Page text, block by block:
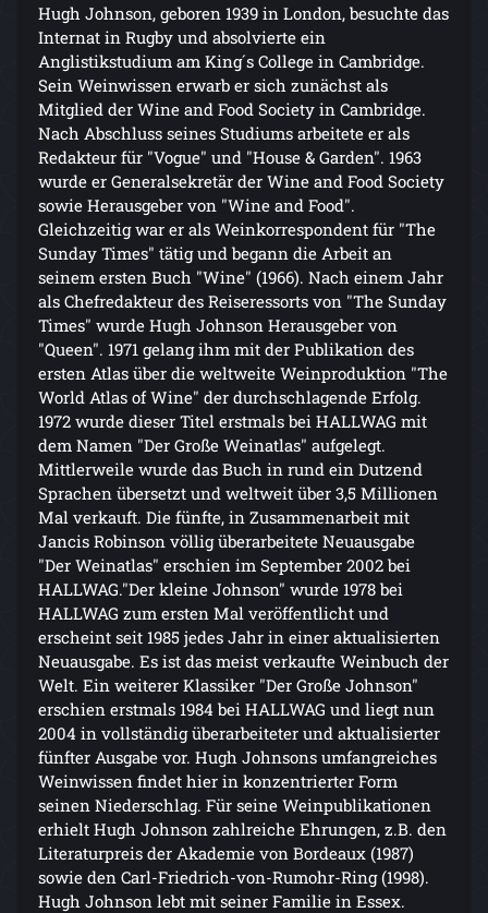
Hugh Johnson, geboren 1939 in London, besuchte das
Internat in Rugby und absolvierte ein
Anglistikstudium am King´s College in Cambridge.
Sein Weinwissen erwarb er sich zunächst als
Mitglied der Wine and Food Society in Cambridge.
Nach Abschluss seines Studiums arbeitete er als
Redakteur für "Vogue" und "House & Garden". 1963
wurde er Generalsekretär der Wine and Food Society
sowie Herausgeber von "Wine and Food".
Gleichzeitig war er als Weinkorrespondent für "The
Sunday Times" tätig und begann die Arbeit an
seinem ersten Buch "Wine" (1966). Nach einem Jahr
als Chefredakteur des Reiseressorts von "The Sunday
Times" wurde Hugh Johnson Herausgeber von
"Queen". 1971 gelang ihm mit der Publikation des
ersten Atlas über die weltweite Weinproduktion "The
World Atlas of Wine" der durchschlagende Erfolg.
1972 wurde dieser Titel erstmals bei HALLWAG mit
dem Namen "Der Große Weinatlas" aufgelegt.
Mittlerweile wurde das Buch in rund ein Dutzend
Sprachen übersetzt und weltweit über 3,5 Millionen
Mal verkauft. Die fünfte, in Zusammenarbeit mit
Jancis Robinson völlig überarbeitete Neuausgabe
"Der Weinatlas" erschien im September 2002 bei
HALLWAG."Der kleine Johnson" wurde 1978 bei
HALLWAG zum ersten Mal veröffentlicht und
erscheint seit 1985 jedes Jahr in einer aktualisierten
Neuausgabe. Es ist das meist verkaufte Weinbuch der
Welt. Ein weiterer Klassiker "Der Große Johnson"
erschien erstmals 1984 bei HALLWAG und liegt nun
2004 in vollständig überarbeiteter und aktualisierter
fünfter Ausgabe vor. Hugh Johnsons umfangreiches
Weinwissen findet hier in konzentrierter Form
seinen Niederschlag. Für seine Weinpublikationen
erhielt Hugh Johnson zahlreiche Ehrungen, z.B. den
Literaturpreis der Akademie von Bordeaux (1987)
sowie den Carl-Friedrich-von-Rumohr-Ring (1998).
Hugh Johnson lebt mit seiner Familie in Essex.